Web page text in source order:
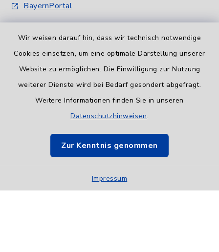
Wir weisen darauf hin, dass wir technisch notwendige
Cookies einsetzen, um eine optimale Darstellung unserer
Website zu ermöglichen. Die Einwilligung zur Nutzung
weiterer Dienste wird bei Bedarf gesondert abgefragt.
Weitere Informationen finden Sie in unseren
Datenschutzhinweisen.
Zur Kenntnis genommen
Impressum
BayernPortal
Barrierefreiheit
Impressum
Sitemap